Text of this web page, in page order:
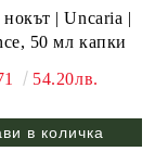
| Uncaria |
50 мл капки
54.20лв.